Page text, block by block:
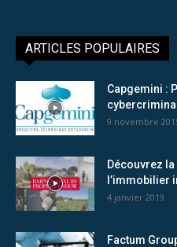
ARTICLES POPULAIRES
Capgemini :
9 novembre
Découvrez
l’immobilier
4 janvier 2019
Factum